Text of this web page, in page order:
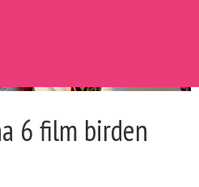
6 film birden